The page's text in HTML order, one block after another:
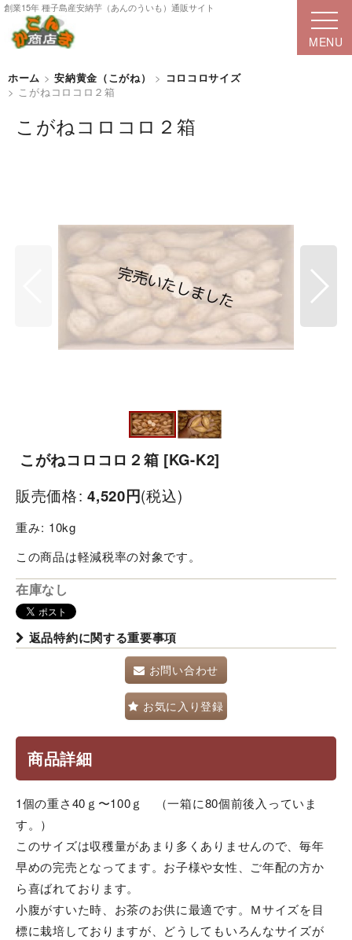
創業15年 種子島産安納芋（あんのういも）通販サイト
ホーム > 安納黄金（こがね） > コロコロサイズ
> こがねコロコロ２箱
こがねコロコロ２箱
こがねコロコロ２箱 [KG-K2]
販売価格: 4,520円(税込)
重み: 10kg
この商品は軽減税率の対象です。
在庫なし
返品特約に関する重要事項
お問い合わせ
お気に入り登録
商品詳細
1個の重さ40ｇ〜100ｇ （一箱に80個前後入っていま
す。）
このサイズは収穫量があまり多くありませんので、毎年
早めの完売となってます。お子様や女性、ご年配の方か
ら喜ばれております。
小腹がすいた時、お茶のお供に最適です。Ｍサイズを目
標に栽培しておりますが、どうしてもいろんなサイズが